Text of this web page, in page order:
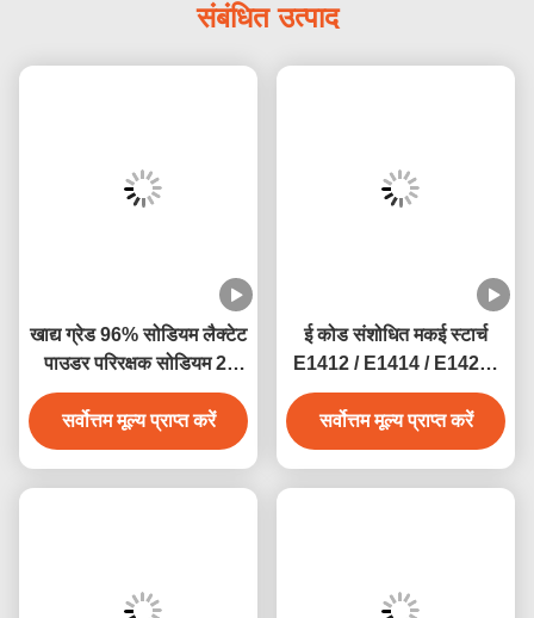
संबंधित उत्पाद
खाद्य ग्रेड 96% सोडियम लैक्टेट
पाउडर परिरक्षक सोडियम 2-
हाइड्रॉक्सीप्रोपेनोएट सीएएस
867-56-1
सर्वोत्तम मूल्य प्राप्त करें
ई कोड संशोधित मकई स्टार्च
E1412 / E1414 / E1422 /
E1442
सर्वोत्तम मूल्य प्राप्त करें